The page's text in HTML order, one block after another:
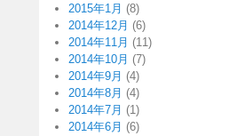
2015年1月 (8)
2014年12月 (6)
2014年11月 (11)
2014年10月 (7)
2014年9月 (4)
2014年8月 (4)
2014年7月 (1)
2014年6月 (6)